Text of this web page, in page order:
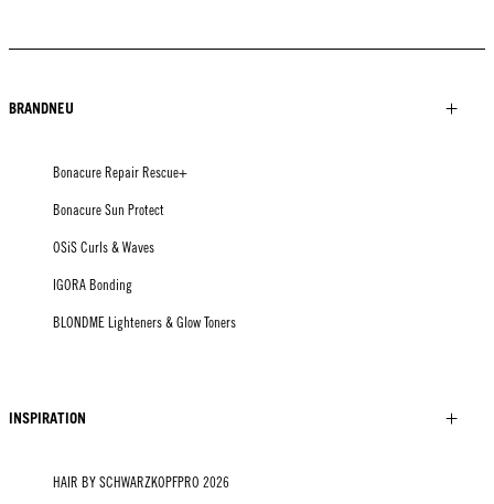
BRANDNEU
Bonacure Repair Rescue+
Bonacure Sun Protect
OSiS Curls & Waves
IGORA Bonding
BLONDME Lighteners & Glow Toners
INSPIRATION
HAIR BY SCHWARZKOPFPRO 2026